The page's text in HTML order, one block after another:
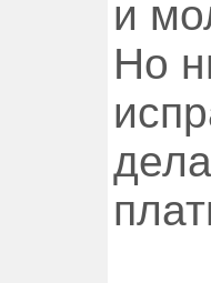
и
Но